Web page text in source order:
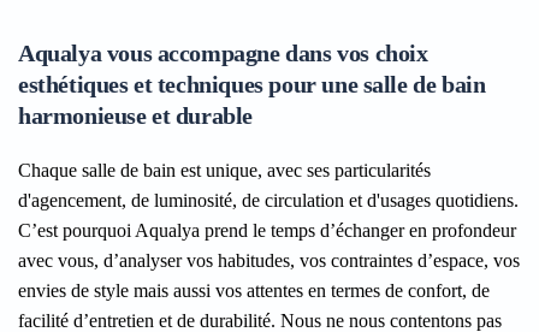
Aqualya vous accompagne dans vos choix
esthétiques et techniques pour une salle de bain
harmonieuse et durable
Chaque salle de bain est unique, avec ses particularités
d'agencement, de luminosité, de circulation et d'usages quotidiens.
C’est pourquoi Aqualya prend le temps d’échanger en profondeur
avec vous, d’analyser vos habitudes, vos contraintes d’espace, vos
envies de style mais aussi vos attentes en termes de confort, de
facilité d’entretien et de durabilité. Nous ne nous contentons pas